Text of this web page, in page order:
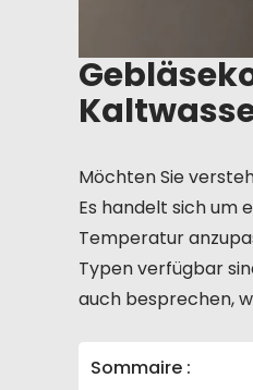
Möchten Sie
Es handelt sich um
Temperatur
Typen verfügbar
auch besprechen,
Sommaire :